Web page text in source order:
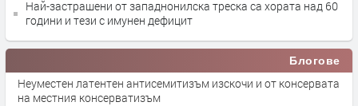
Най-застрашени от западнонилска треска са хората над 60
години и тези с имунен дефицит
Блогове
Неуместен латентен антисемитизъм изскочи и от консервата
на местния консерватизъм